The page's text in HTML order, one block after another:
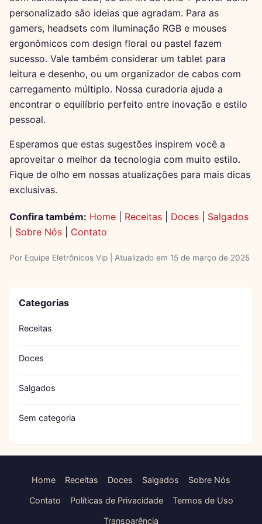
personalizado são ideias que agradam. Para as
gamers, headsets com iluminação RGB e mouses
ergonômicos com design floral ou pastel fazem
sucesso. Vale também considerar um tablet para
leitura e desenho, ou um organizador de cabos com
carregamento múltiplo. Nossa curadoria ajuda a
encontrar o equilíbrio perfeito entre inovação e estilo
pessoal.
Esperamos que estas sugestões inspirem você a
aproveitar o melhor da tecnologia com muito estilo.
Fique de olho em nossas atualizações para mais dicas
exclusivas.
Confira também: Home Receitas Doces
Salgados
Sobre Nós Contato
Por Equipe Eletrônicos Vip | Atualizado em 15 de março de 2025
Categorias
Receitas
Doces
Salgados
Sem categoria
Home Receitas Doces Salgados Sobre Nós
Contato Políticas de Privacidade Termos de Uso
Transparência